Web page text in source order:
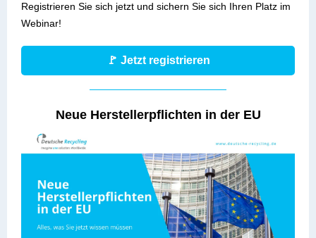
Registrieren Sie sich jetzt und sichern Sie sich Ihren Platz im
Webinar!
🚩 Jetzt registrieren
Neue Herstellerpflichten in der EU